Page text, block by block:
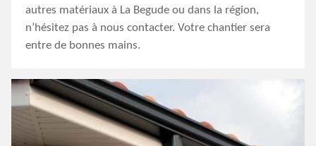
autres matériaux à La Begude ou dans la région,
n’hésitez pas à nous contacter. Votre chantier sera
entre de bonnes mains.